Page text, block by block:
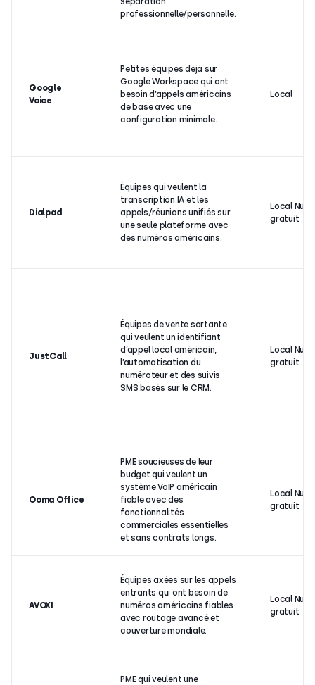
professionnelle/personnelle.
Google
Voice
Petites équipes déjà sur
Google Workspace qui ont
besoin d’appels américains
de base avec une
configuration minimale.
Local
Dialpad
Équipes qui veulent la
transcription IA et les
appels/réunions unifiés sur
une seule plateforme avec
des numéros américains.
Local
gratuit
JustCall
Équipes de vente sortante
qui veulent un identifiant
d’appel local américain,
l’automatisation du
numéroteur et des suivis
SMS basés sur le CRM.
Local
gratuit
Ooma Office
PME soucieuses de leur
budget qui veulent un
système VoIP américain
fiable avec des
fonctionnalités
commerciales essentielles
et sans contrats longs.
Local
gratuit
AVOXI
Équipes axées sur les appels
entrants qui ont besoin de
numéros américains fiables
avec routage avancé et
couverture mondiale.
Local
gratuit
PME qui veulent une